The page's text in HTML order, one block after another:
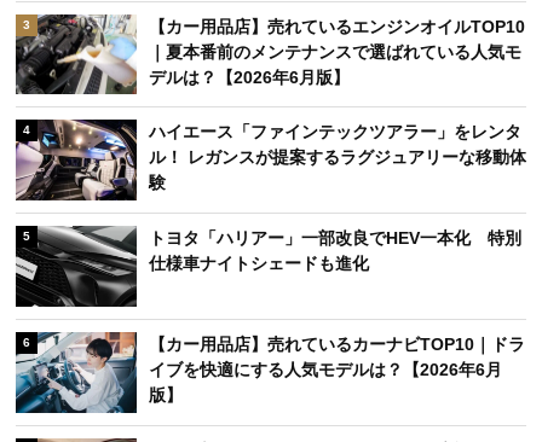
3
【カー用品店】売れているエンジンオイルTOP10
｜夏本番前のメンテナンスで選ばれている人気モ
デルは？【2026年6月版】
4
ハイエース「ファインテックツアラー」をレンタ
ル！ レガンスが提案するラグジュアリーな移動体
験
5
トヨタ「ハリアー」一部改良でHEV一本化 特別
仕様車ナイトシェードも進化
6
【カー用品店】売れているカーナビTOP10｜ドラ
イブを快適にする人気モデルは？【2026年6月
版】